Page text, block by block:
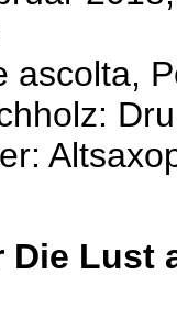
ascolta,
Die Lust